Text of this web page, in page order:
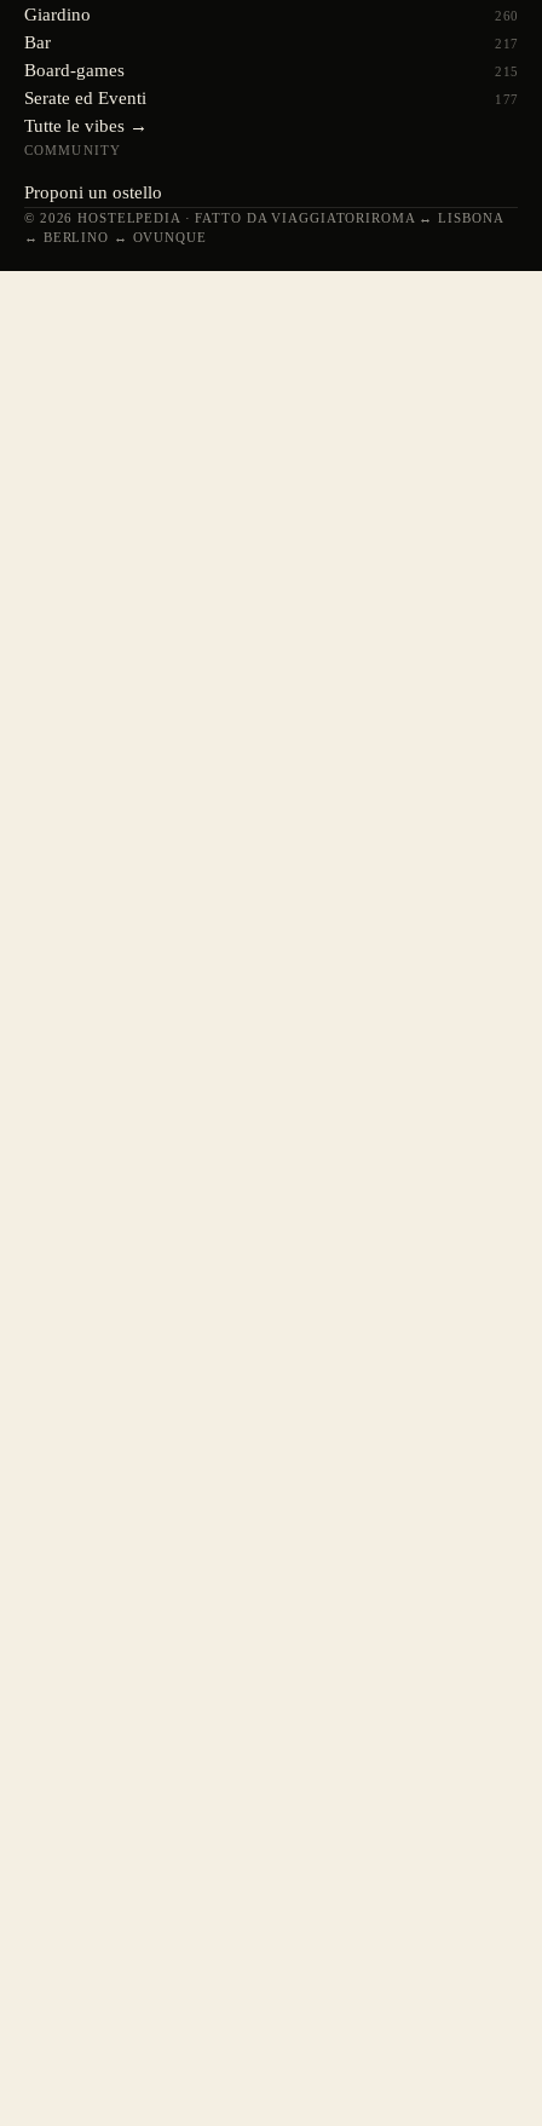
Giardino 260
Bar 217
Board-games 215
Serate ed Eventi 177
Tutte le vibes →
COMMUNITY
Proponi un ostello
© 2026 HOSTELPEDIA · FATTO DA VIAGGIATORIROMA ↔ LISBONA
↔ BERLINO ↔ OVUNQUE